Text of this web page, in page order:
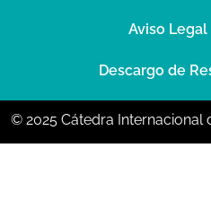
Aviso
Descargo de
© 2025 Cátedra Internacional